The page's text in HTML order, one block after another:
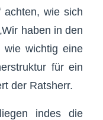
achten, wie sich
haben in den
wie wichtig eine
für ein
der Ratsherr.
indes die